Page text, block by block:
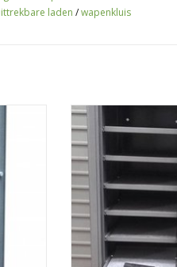
laden /wapenkluis
- 130x40x35 cm-
- ruimte tussen
TOEVOEGEN